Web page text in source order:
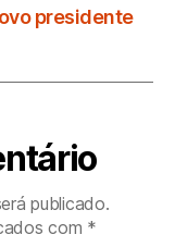
presidente
publicado.
com *